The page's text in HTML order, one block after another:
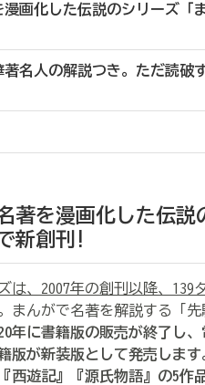
画化した伝説のシリーズ「
名人の解説つき。ただ読破
著を漫画化した伝説
新創刊!
は、2007年の創刊以降、
まんがで名著を解説する「
年に書籍版の販売が終了し
版が新装版として発売しま
西遊記』『源氏物語』の5作